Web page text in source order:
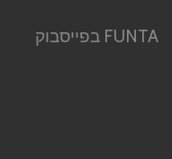
FUNTA בפייסבוק